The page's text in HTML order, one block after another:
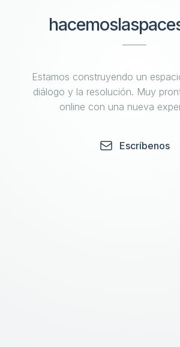
Estamos construyendo un
diálogo y la resolución. Muy
online con una nueva
Escríbenos